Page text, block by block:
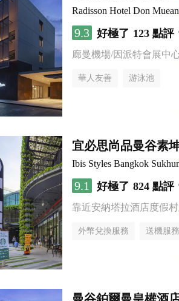
Radisson Hotel Don
9.3 好極了 123 點評
廊曼機場/因派特會展中
華人友善 游泳池
宜必思尚品曼谷素
Ibis Styles Bangkok
9.1 好極了 824 點評
靠近安納塔拉酒店度假
外幣兌換服務 送機服務